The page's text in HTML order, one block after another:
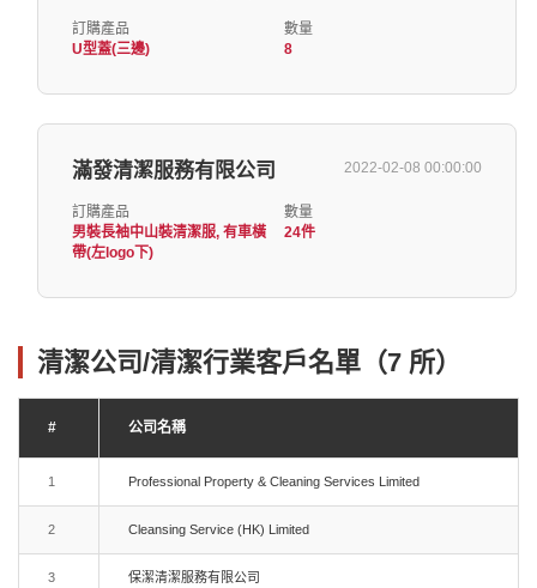
訂購產品
U型蓋(三邊)
數量
8
滿發清潔服務有限公司 2022-02-08 00:00:00
訂購產品
男裝長袖中山裝清潔服, 有車橫
帶(左logo下)
數量
24件
清潔公司/清潔行業客戶名單（7 所）
# 公司名稱
1 Professional Property & Cleaning Services Limited
2 Cleansing Service (HK) Limited
3 保潔清潔服務有限公司